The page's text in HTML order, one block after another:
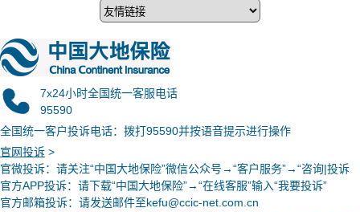
7x24小时全国统一客服电话
95590
全国统一客户投诉电话：拨打95590并按语音提示进行操作
官网投诉 >
官微投诉：请关注“中国大地保险”微信公众号→“客户服务”→“咨询|投诉
官方APP投诉：请下载“中国大地保险”→“在线客服”输入“我要投诉”
官方邮箱投诉：请发送邮件至kefu@ccic-net.com.cn